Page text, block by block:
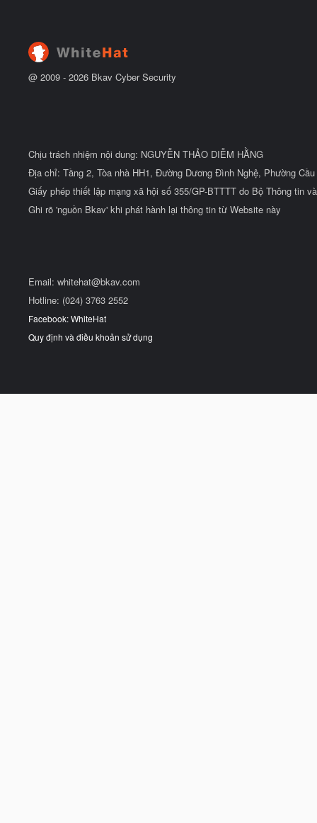
@ 2009 - 2026 Bkav Cyber Security
Chịu trách nhiệm nội dung: NGUYỄN THẢO DIỄM HẰNG
Địa chỉ: Tầng 2, Tòa nhà HH1, Đường Dương Đình Nghệ, Phường
Giấy phép thiết lập mạng xã hội số 355/GP-BTTTT do Bộ Thông tin
Ghi rõ 'nguồn Bkav' khi phát hành lại thông tin từ Website này
Email: whitehat@bkav.com
Hotline: (024) 3763 2552
Facebook: WhiteHat
Quy định và điều khoản sử dụng